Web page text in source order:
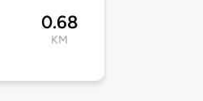
0.68
KM